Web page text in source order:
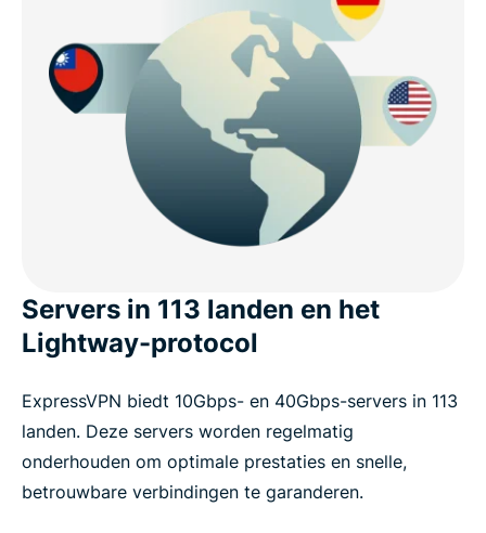
Servers in 113 landen en het
Lightway-protocol
ExpressVPN biedt 10Gbps- en 40Gbps-servers in 113
landen. Deze servers worden regelmatig
onderhouden om optimale prestaties en snelle,
betrouwbare verbindingen te garanderen.